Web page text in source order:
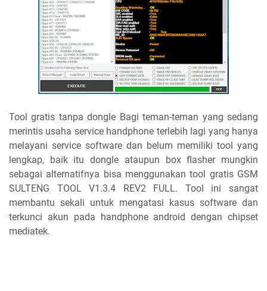
Tool gratis tanpa dongle Bagi teman-teman yang sedang
merintis usaha service handphone terlebih lagi yang hanya
melayani service software dan belum memiliki tool yang
lengkap, baik itu dongle ataupun box flasher mungkin
sebagai alternatifnya bisa menggunakan tool gratis GSM
SULTENG TOOL V1.3.4 REV2 FULL. Tool ini sangat
membantu sekali untuk mengatasi kasus software dan
terkunci akun pada handphone android dengan chipset
mediatek.